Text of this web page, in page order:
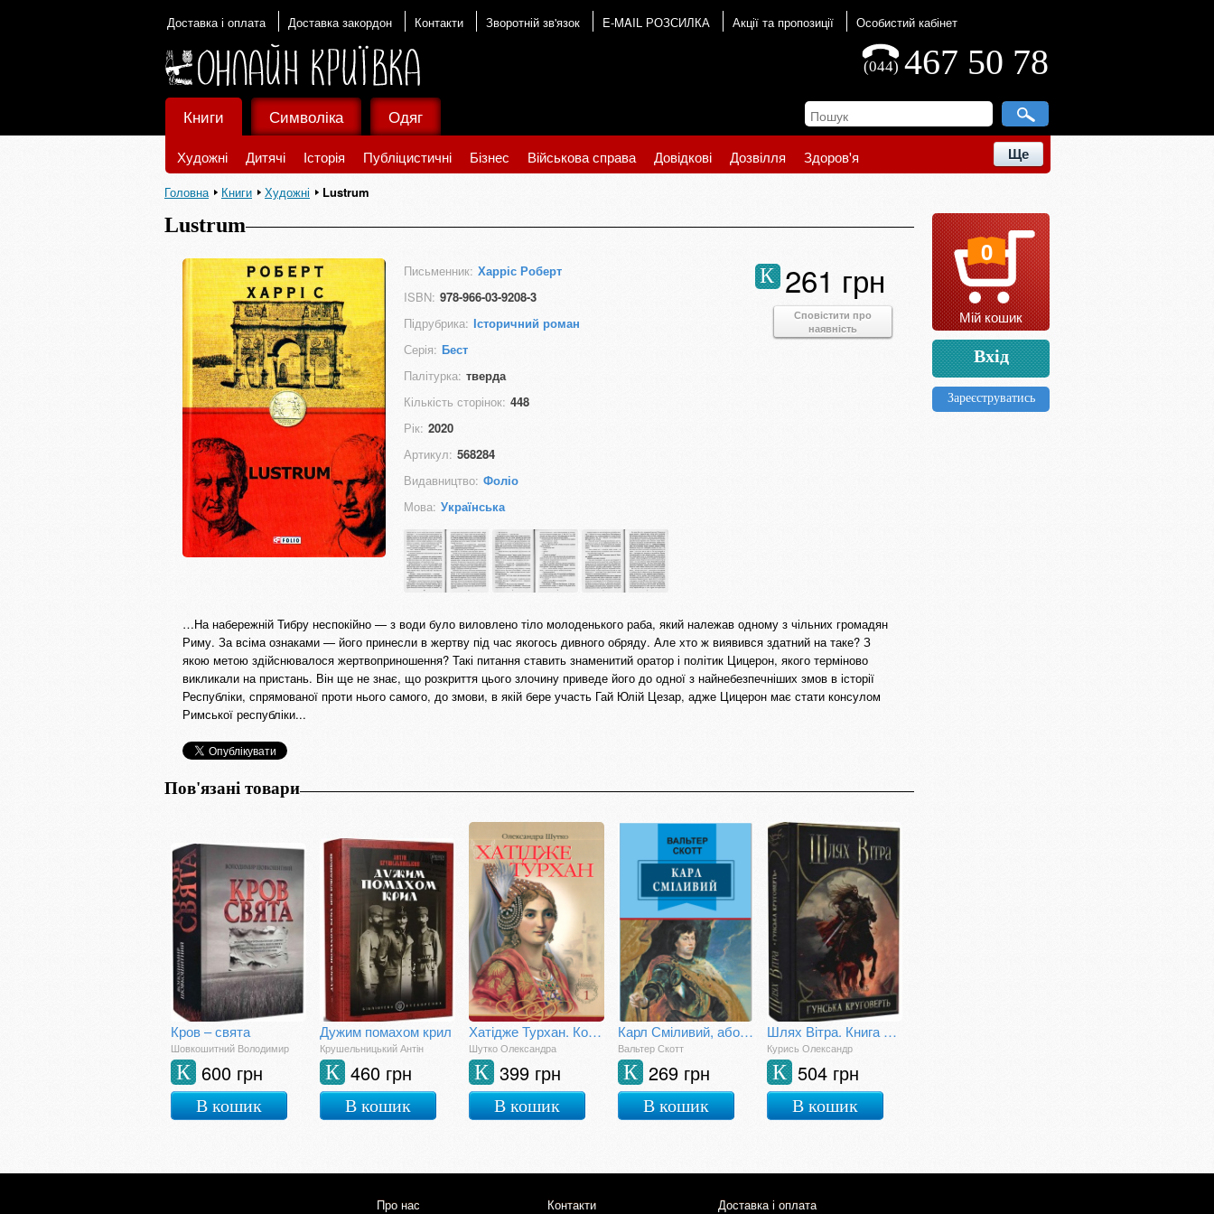
Доставка і оплата Доставка закордон Контакти Зворотній зв'язок E-MAIL РОЗСИЛКА Акції та пропозиції Особистий кабінет
467 50 78
(044)
Книги
Художні Дитячі Історія Публіцистичні Бізнес Військова справа Довідкові Дозвілля Здоров'я Ще
Символіка Одяг
Головна Книги Художні Lustrum
Lustrum
Письменник: Харріс Роберт
ISBN: 978-966-03-9208-3
Підрубрика: Історичний роман
Серія: Бест
Палітурка: тверда
Кількість сторінок: 448
Рік: 2020
Артикул: 568284
Видавництво: Фоліо
Мова: Українська
261 грн
К
Сповістити про
наявність
…На набережній Тибру неспокійно — з води було виловлено тіло молоденького раба, який належав одному з чільних громадян
Риму. За всіма ознаками — його принесли в жертву під час якогось дивного обряду. Але хто ж виявився здатний на таке? З
якою метою здійснювалося жертвоприношення? Такі питання ставить знаменитий оратор і політик Цицерон, якого терміново
викликали на пристань. Він ще не знає, що розкриття цього злочину приведе його до одної з найнебезпечніших змов в історії
Республіки, спрямованої проти нього самого, до змови, в якій бере участь Гай Юлій Цезар, адже Цицерон має стати консулом
Римської республіки...
Пов'язані товари
Кров – свята
Шовкошитний Володимир
600 грн
К
В кошик
Дужим помахом крил
Крушельницький Антін
460 грн
К
В кошик
Хатідже Турхан. Ковилі вітри не страшні. Кн. 1
Шутко Олександра
399 грн
К
В кошик
Карл Сміливий, або Анна Геєрштейн, діва імли
Вальтер Скотт
269 грн
К
В кошик
Шлях Вітра. Книга 3. Гунська круговерть
Курись Олександр
504 грн
К
В кошик
0
Мій кошик
Вхід
Зареєструватись
Про нас Контакти Доставка і оплата